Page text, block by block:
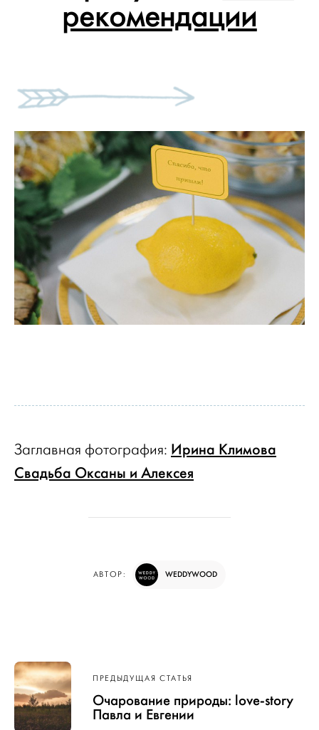
рекомендации
Заглавная фотография: Ирина Климова
Свадьба Оксаны и Алексея
АВТОР: WEDDYWOOD
Навигация
по записям
ПРЕДЫДУЩАЯ СТАТЬЯ
Очарование природы: love-story
Павла и Евгении